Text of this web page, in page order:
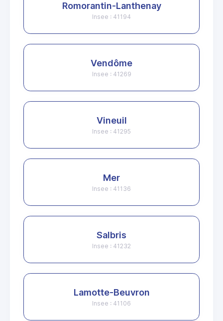
Romorantin-Lanthenay
Insee : 41194
Vendôme
Insee : 41269
Vineuil
Insee : 41295
Mer
Insee : 41136
Salbris
Insee : 41232
Lamotte-Beuvron
Insee : 41106